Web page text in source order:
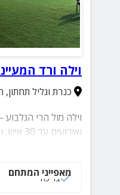
וילה ורד
כנרת וגליל תחתון,
וילה מול הרי
טרמפולינה, נדנדות,
מאפייני המתחם
בריכה